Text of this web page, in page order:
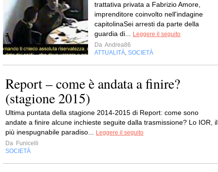
trattativa privata a Fabrizio Amore,
imprenditore coinvolto nell'indagine
capitolinaSei arresti da parte della
guardia di...
Leggere il seguito
Da Andrea86
ATTUALITÀ SOCIETÀ
Report – come è andata a finire?
(stagione 2015)
Ultima puntata della stagione 2014-2015 di Report: come sono
andate a finire alcune inchieste seguite dalla trasmissione? Lo IOR, il
più inespugnabile paradiso...
Leggere il seguito
Da Funicelli
SOCIETÀ